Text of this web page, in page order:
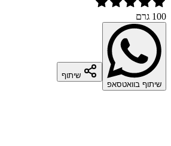
100 גרם
שיתוף בוואטסאפ
שיתוף